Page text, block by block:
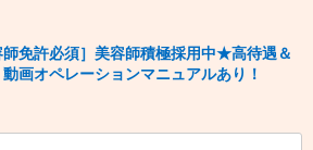
師免許必須］美容師積極採用中★高待遇＆
画オペレーションマニュアルあり！